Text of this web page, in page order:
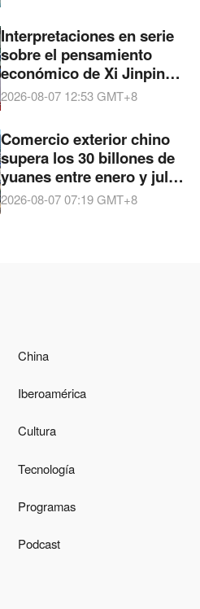
centro robusto de
industria electrónica
gracias a la cooperación
entre este y oeste
Interpretaciones en serie
sobre el pensamiento
económico de Xi Jinping:
La primera turbina de gas
clase F de 50 MW de la
Corporación Eléctrica
Dongfang
2026-08-07 12:53GMT+8
Comercio exterior chino
supera los 30 billones de
yuanes entre enero y julio
de 2026
2026-08-07 07:19GMT+8
China
Iberoamérica
Cultura
Tecnología
Programas
Podcast